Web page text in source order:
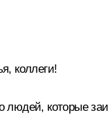
коллеги!
людей, которые